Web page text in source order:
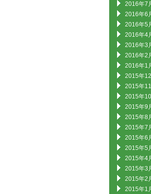
2016年7
2016年6
2016年5
2016年4
2016年3
2016年2
2016年1
2015年
2015年
2015年
2015年9
2015年8
2015年7
2015年6
2015年5
2015年4
2015年3
2015年2
2015年1